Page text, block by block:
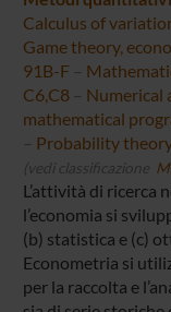
Calculus of
Game theory,
91B-F –
C6,C8 – Numerical
mathematical
– Probability
(vedi classificazione
L’attività di ricerca
l’economia si
(b) statistica e (c)
Econometria si
per la raccolta e